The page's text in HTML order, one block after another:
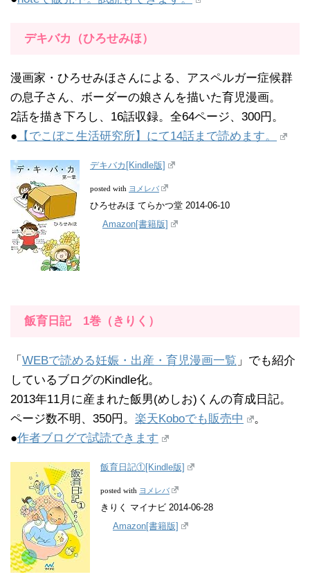
デキバカ（ひろせみほ）
漫画家・ひろせみほさんによる、アスペルガー症候群
の息子さん、ボーダーの娘さんを描いた育児漫画。
2話を描き下ろし、16話収録。全64ページ、300円。
● 【でこぼこ生活研究所】にて14話まで読めます。
デキバカ[Kindle版]
posted with ヨメレバ
ひろせみほ てらかつ堂 2014-06-10
Amazon[書籍版]
飯育日記 1巻（きりく）
「 WEBで読める妊娠・出産・育児漫画一覧 」でも紹介
しているブログのKindle化。
2013年11月に産まれた飯男(めしお)くんの育成日記。
ページ数不明、350円。 楽天Koboでも販売中
。
●作者ブログで試読できます
飯育日記①[Kindle版]
posted with ヨメレバ
きりく マイナビ 2014-06-28
Amazon[書籍版]